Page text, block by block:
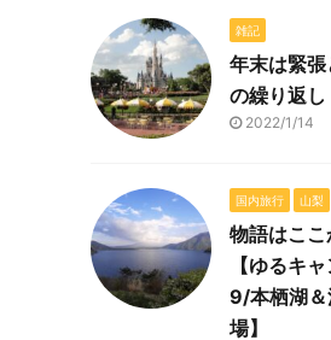
雑記
年末は緊
の繰り返し
2022/1/14
国内旅行 山梨
物語はこ
【ゆるキ
9/本栖湖＆
場】